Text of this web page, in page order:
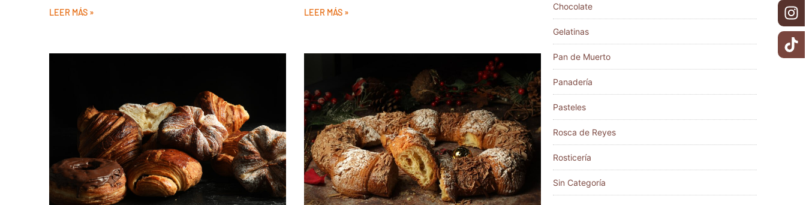
LEER MÁS » LEER MÁS »
Chocolate
Gelatinas
Pan de Muerto
Panadería
Pasteles
Rosca de Reyes
Rosticería
Sin Categoría